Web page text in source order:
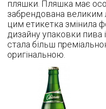
пляшки. Пляшка має
забрендована великим
цим етикетка змінила
дизайну упаковки пива
стала більш
оригінальною.